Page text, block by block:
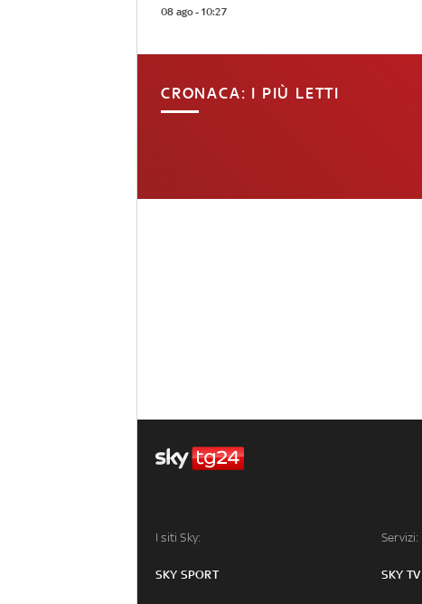
08 ago - 10:27
CRONACA: I PIÙ LETTI
I siti Sky:
SKY SPORT
Servizi:
SKY TV